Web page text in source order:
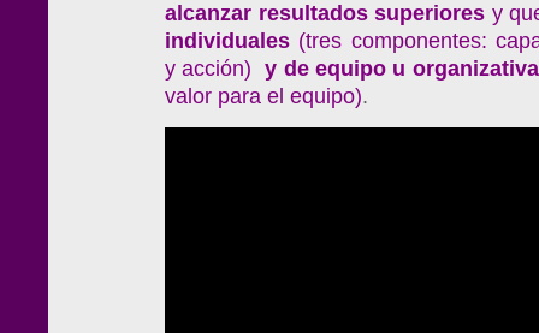
alcanzar resultados superiores y
individuales (tres componentes:
y acción)y de equipo u
valor para el equipo).